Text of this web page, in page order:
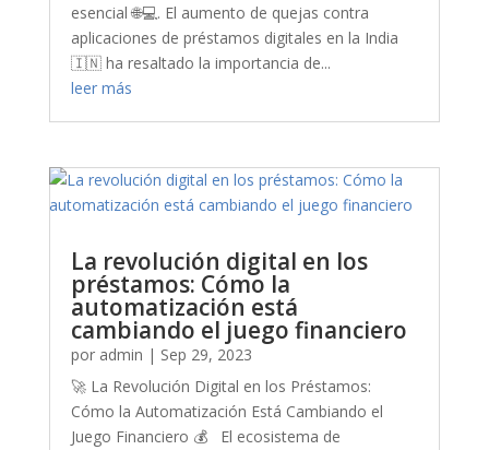
esencial 🌐💻. El aumento de quejas contra
aplicaciones de préstamos digitales en la India
🇮🇳 ha resaltado la importancia de...
leer más
La revolución digital en los
préstamos: Cómo la
automatización está
cambiando el juego financiero
por admin | Sep 29, 2023
🚀 La Revolución Digital en los Préstamos:
Cómo la Automatización Está Cambiando el
Juego Financiero 💰 El ecosistema de